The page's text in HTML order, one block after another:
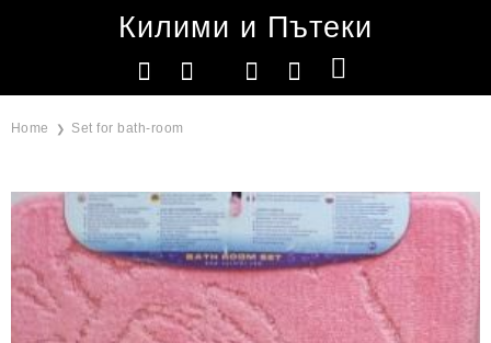
Килими и Пътеки
Home Set for bath-room